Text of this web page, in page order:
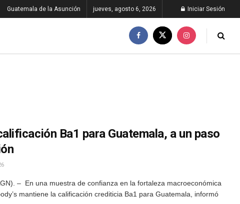
Guatemala de la Asunción jueves, agosto 6, 2026 Iniciar Sesión
Ba1 para Guatemala, a un paso
– En una muestra de confianza en la fortaleza macroeconómica
mantiene la calificación crediticia Ba1 para Guatemala, informó